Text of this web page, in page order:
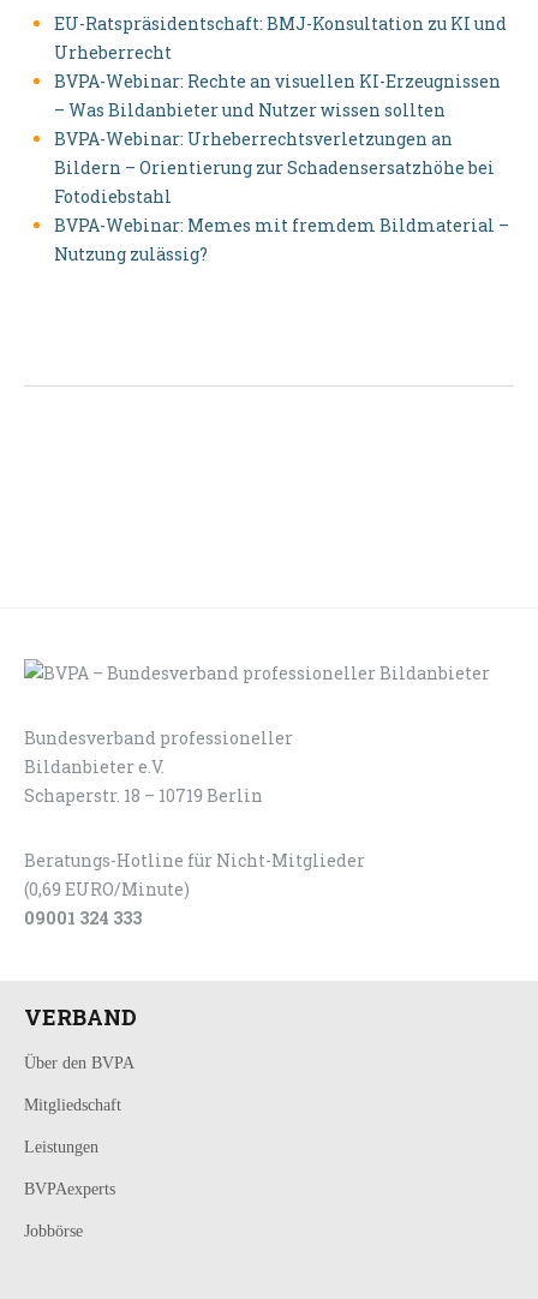
EU-Ratspräsidentschaft: BMJ-Konsultation zu KI und
Urheberrecht
BVPA-Webinar: Rechte an visuellen KI-Erzeugnissen
– Was Bildanbieter und Nutzer wissen sollten
BVPA-Webinar: Urheberrechtsverletzungen an
Bildern – Orientierung zur Schadensersatzhöhe bei
Fotodiebstahl
BVPA-Webinar: Memes mit fremdem Bildmaterial –
Nutzung zulässig?
Bundesverband professioneller
Bildanbieter e.V.
Schaperstr. 18 – 10719 Berlin
Beratungs-Hotline für Nicht-Mitglieder
(0,69 EURO/Minute)
09001 324 333
VERBAND
Über den BVPA
Mitgliedschaft
Leistungen
BVPAexperts
Jobbörse